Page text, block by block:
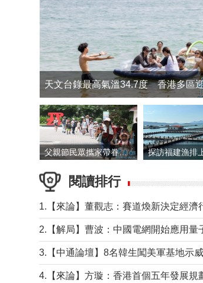
父親節民眾攜家帶眷出遊
閱讀排行
1.【來論】董觀志：賽道煥新決定經濟